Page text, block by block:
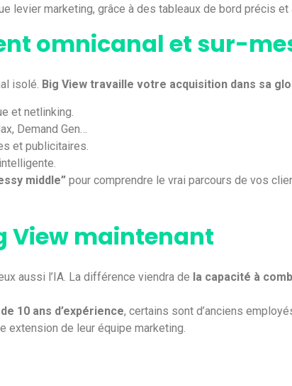
levier marketing, grâce à des tableaux de bord précis
omnicanal et sur-
isolé. Big View travaille votre acquisition dans sa
et netlinking.
Demand Gen…
et publicitaires.
middle” pour comprendre le vrai parcours de vos
View maintenant
aussi l’IA. La différence viendra de la capacité à
10 ans d’expérience, certains sont d’anciens
extension de leur équipe marketing.